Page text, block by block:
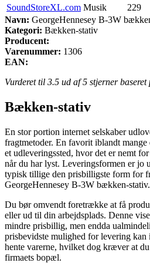
SoundStoreXL.com Musik 229
Navn: GeorgeHennesey B-3W
Kategori: Bækken-stativ
Producent:
Varenummer: 1306
EAN:
Vurderet til 3.5 ud af 5 stjerner baseret
Bækken-stativ
En stor portion internet selskaber
fragtmetoder. En favorit iblandt
et udleveringssted, hvor det er nemt
når du har lyst. Leveringsformen er jo
typisk tillige den prisbilligste form for
GeorgeHennesey B-3W bækken-stativ.
Du bør omvendt foretrække at få
eller ud til din arbejdsplads. Denne
mindre prisbillig, men endda
prisbevidste mulighed for levering
hente varerne, hvilket dog kræver at
firmaets bopæl.